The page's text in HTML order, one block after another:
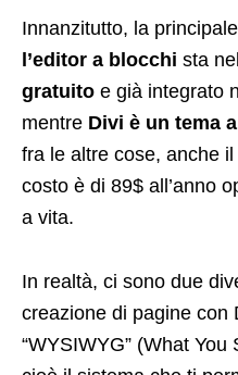
Innanzitutto, la principale
l’editor a blocchi sta
gratuito e già integrato
mentre Divi è un tema
fra le altre cose, anche
costo è di 89$ all’anno
a vita.
In realtà, ci sono due
creazione di pagine con
“WYSIWYG” (What